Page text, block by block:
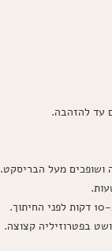
עד להזהבה.
ושופכים מעל הבריסקט.
בפטרוזיליה קצוצה.